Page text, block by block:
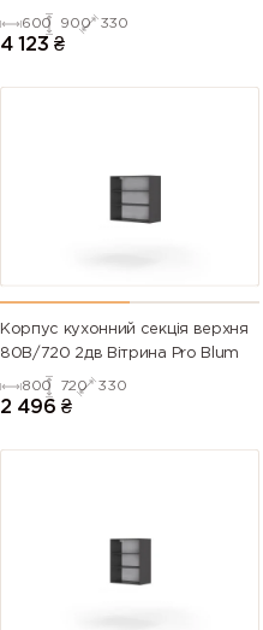
600 900 330
4 123 ₴
Корпус кухонний секцiя верхня
80В/720 2дв Вітрина Pro Blum
800 720 330
2 496 ₴